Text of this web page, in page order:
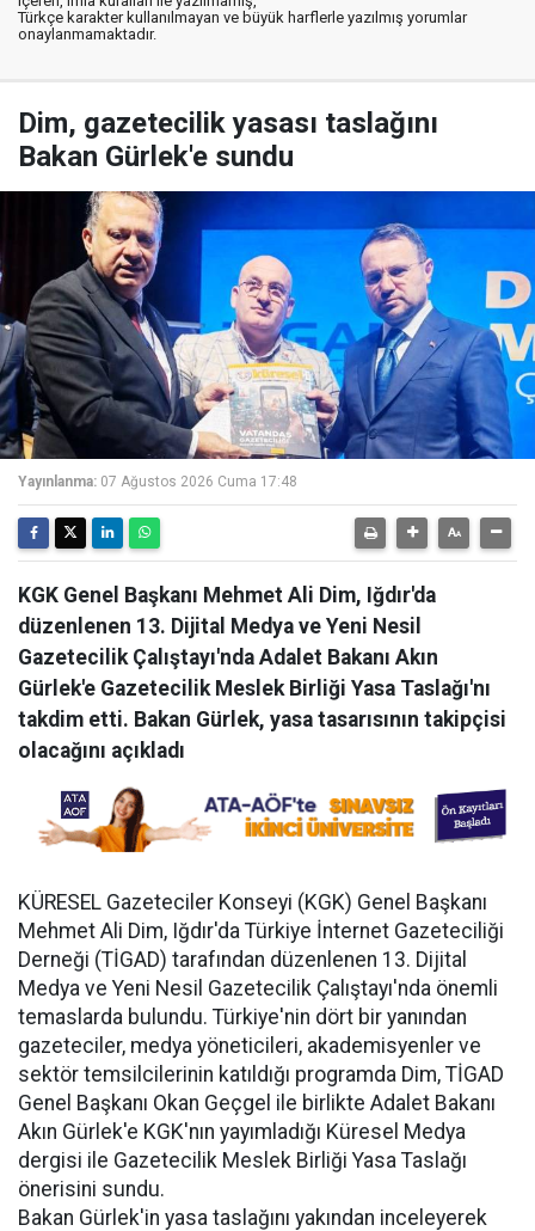
Türkçe karakter kullanılmayan ve büyük harflerle yazılmış yorumlar
onaylanmamaktadır.
Dim, gazetecilik yasası taslağını
Bakan Gürlek'e sundu
Yayınlanma: 07 Ağustos 2026 Cuma 17:48
KGK Genel Başkanı Mehmet Ali Dim, Iğdır'da
düzenlenen 13. Dijital Medya ve Yeni Nesil
Gazetecilik Çalıştayı'nda Adalet Bakanı Akın
Gürlek'e Gazetecilik Meslek Birliği Yasa Taslağı'nı
takdim etti. Bakan Gürlek, yasa tasarısının takipçisi
olacağını açıkladı
KÜRESEL Gazeteciler Konseyi (KGK) Genel Başkanı
Mehmet Ali Dim, Iğdır'da Türkiye İnternet Gazeteciliği
Derneği (TİGAD) tarafından düzenlenen 13. Dijital
Medya ve Yeni Nesil Gazetecilik Çalıştayı'nda önemli
temaslarda bulundu. Türkiye'nin dört bir yanından
gazeteciler, medya yöneticileri, akademisyenler ve
sektör temsilcilerinin katıldığı programda Dim, TİGAD
Genel Başkanı Okan Geçgel ile birlikte Adalet Bakanı
Akın Gürlek'e KGK'nın yayımladığı Küresel Medya
dergisi ile Gazetecilik Meslek Birliği Yasa Taslağı
önerisini sundu.
Bakan Gürlek'in yasa taslağını yakından inceleyerek